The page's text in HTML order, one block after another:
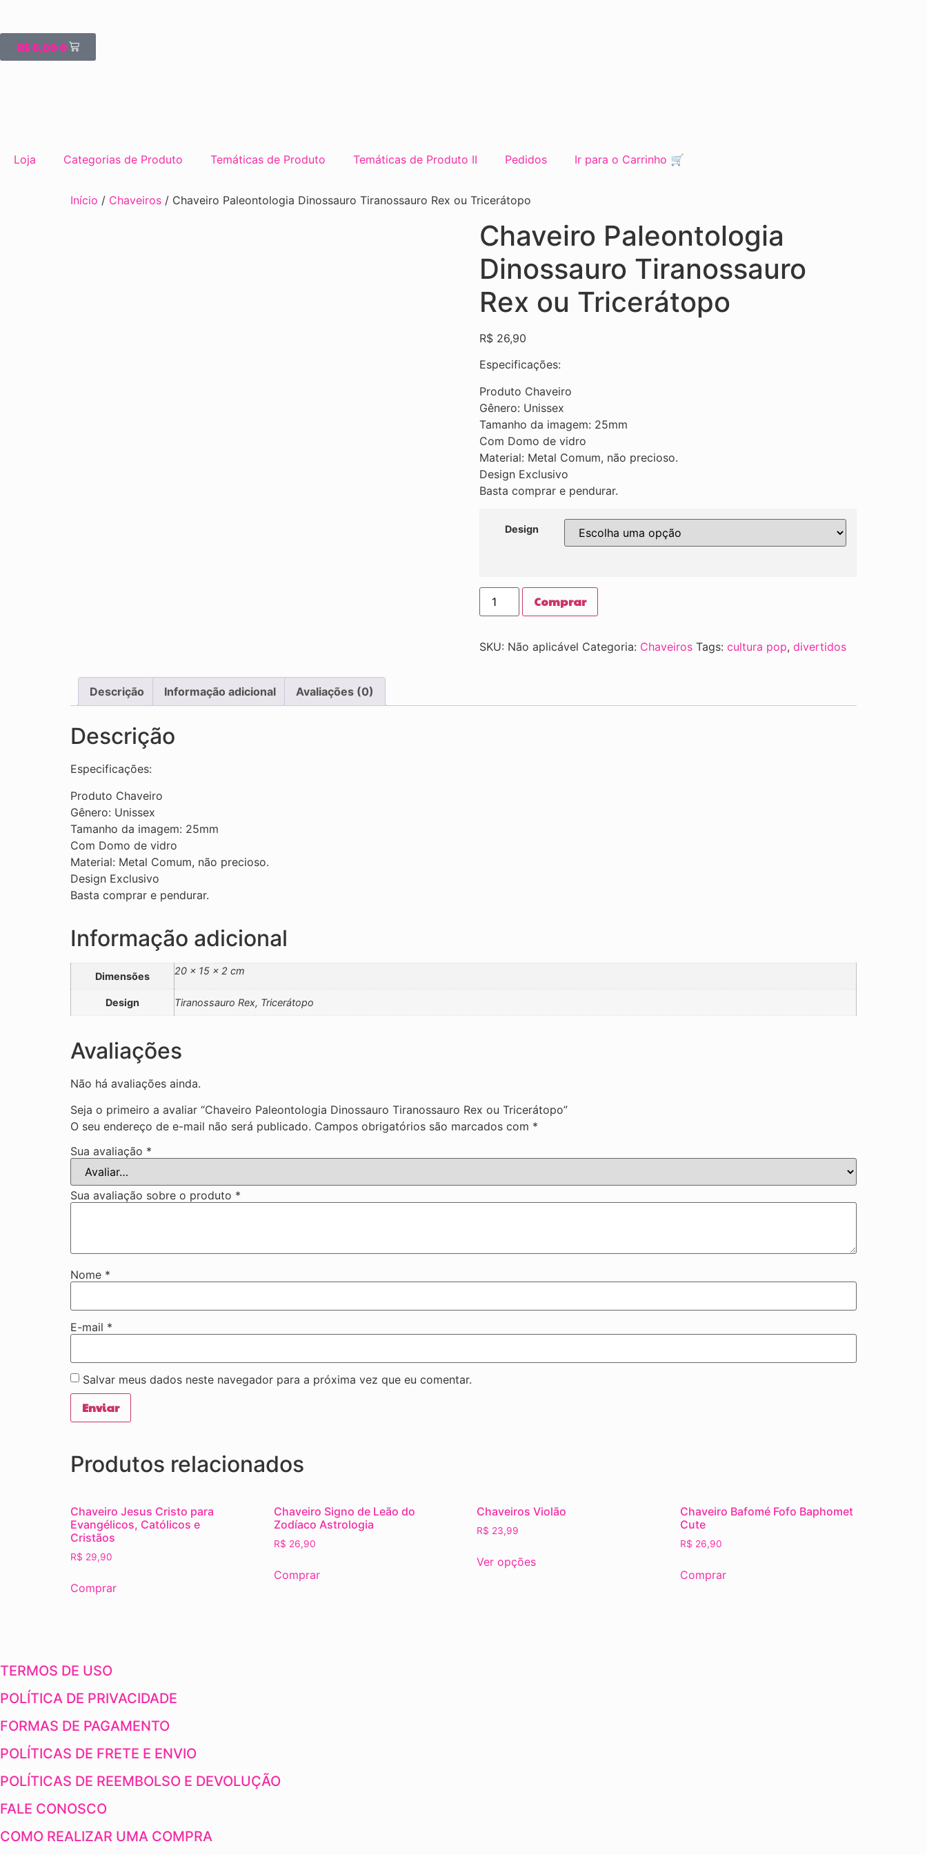
R$0,000
Loja Categorias de Produto Temáticas de Produto Temáticas de Produto II Pedidos Ir para o Carrinho 🛒
Início / Chaveiros / Chaveiro Paleontologia Dinossauro Tiranossauro Rex ou Tricerátopo
Chaveiro Paleontologia
Dinossauro Tiranossauro
Rex ou Tricerátopo
R$26,90
Especificações:
Produto Chaveiro
Gênero: Unissex
Tamanho da imagem: 25mm
Com Domo de vidro
Material: Metal Comum, não precioso.
Design Exclusivo
Basta comprar e pendurar.
Design
Comprar
SKU: Não aplicável Categoria: Chaveiros Tags: cultura pop, divertidos
Descrição Informação adicional Avaliações (0)
Descrição
Especificações:
Produto Chaveiro
Gênero: Unissex
Tamanho da imagem: 25mm
Com Domo de vidro
Material: Metal Comum, não precioso.
Design Exclusivo
Basta comprar e pendurar.
Informação adicional
Dimensões 20 × 15 × 2 cm
Design Tiranossauro Rex, Tricerátopo
Avaliações
Não há avaliações ainda.
Seja o primeiro a avaliar “Chaveiro Paleontologia Dinossauro Tiranossauro Rex ou Tricerátopo”
O seu endereço de e-mail não será publicado. Campos obrigatórios são marcados com *
Sua avaliação *
Sua avaliação sobre o produto *
Nome *
E-mail *
Salvar meus dados neste navegador para a próxima vez que eu comentar.
Produtos relacionados
Chaveiro Jesus Cristo para
Evangélicos, Católicos e
Cristãos
R$ 29,90
Comprar
Chaveiro Signo de Leão do
Zodíaco Astrologia
R$ 26,90
Comprar
Chaveiros Violão
R$ 23,99
Ver opções
Chaveiro Bafomé Fofo Baphomet
Cute
R$ 26,90
Comprar
TERMOS DE USO
POLÍTICA DE PRIVACIDADE
FORMAS DE PAGAMENTO
POLÍTICAS DE FRETE E ENVIO
POLÍTICAS DE REEMBOLSO E DEVOLUÇÃO
FALE CONOSCO
COMO REALIZAR UMA COMPRA